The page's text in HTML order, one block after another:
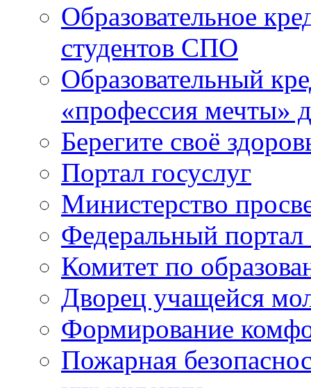
Образовательное
студентов СПО
Образовательный
«профессия мечты»
Берегите своё
Портал госуслуг
Министерство
Федеральный портал
Комитет по
Дворец учащейся
Формирование
Пожарная